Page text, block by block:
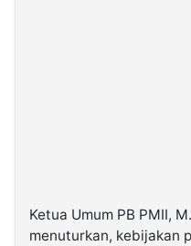
Ketua Umum PB PMII,
menuturkan, kebijakan